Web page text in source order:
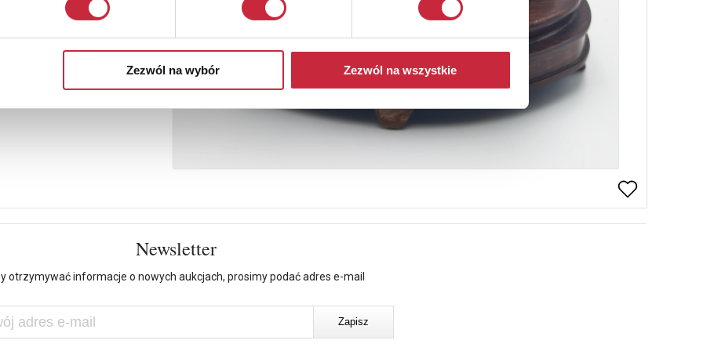
Zezwól na wybór Zezwól na wszystkie
Newsletter
otrzymywać informacje o nowych aukcjach, prosimy podać adres e-mail